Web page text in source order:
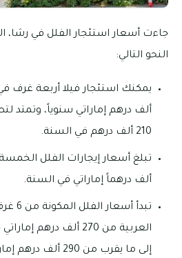
النحو التالي:
ألف درهم إماراتي سنوياً، وتمتد
210 ألف درهم في السنة.
ألف درهماً إماراتي في السنة.
تبدأ
العربية من 270 ألف
إلى ما يقرب من 290 ألف درهم إماراتي سنوياً.